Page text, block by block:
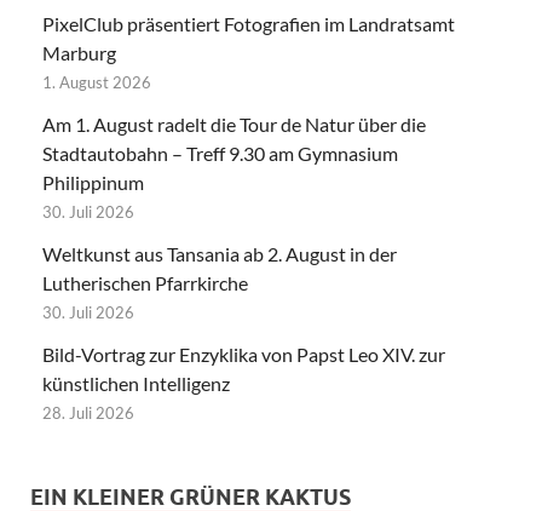
PixelClub präsentiert Fotografien im Landratsamt
Marburg
1. August 2026
Am 1. August radelt die Tour de Natur über die
Stadtautobahn – Treff 9.30 am Gymnasium
Philippinum
30. Juli 2026
Weltkunst aus Tansania ab 2. August in der
Lutherischen Pfarrkirche
30. Juli 2026
Bild-Vortrag zur Enzyklika von Papst Leo XIV. zur
künstlichen Intelligenz
28. Juli 2026
EIN KLEINER GRÜNER KAKTUS